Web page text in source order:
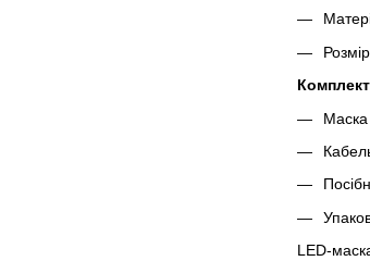
Маска
LED-